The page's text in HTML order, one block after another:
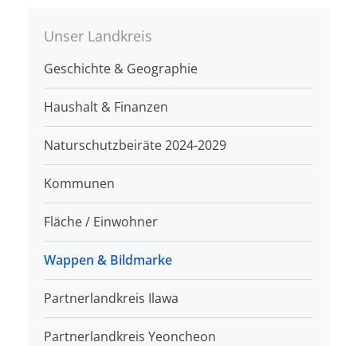
Unser Landkreis
Geschichte & Geographie
Haushalt & Finanzen
Naturschutzbeiräte 2024-2029
Kommunen
Fläche / Einwohner
Wappen & Bildmarke
Partnerlandkreis Ilawa
Partnerlandkreis Yeoncheon